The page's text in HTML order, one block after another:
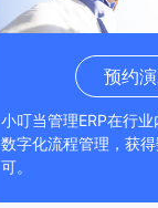
预约
小叮当管理ERP在行
数字化流程管理，获
可。